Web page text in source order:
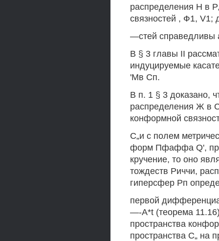
распределения Н в
связностей , Ф1, V1;
—стей справедливы
В § 3 главы II
индуцируемые
'Мв Сп.
В п. 1 § 3 доказано,
распределения Ж в
конформной
С„и с полем
форм Пфаффа Q',
кручение, то оно
тождеств Риччи,
гиперсфер Рп
первой
—-A*t (теорема
пространства
пространства С„ на